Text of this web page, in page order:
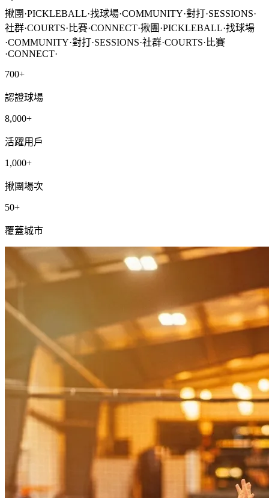
揪團 ·PICKLEBALL·找球場·COMMUNITY·對打·SESSIONS·
社群·COURTS· 比賽·CONNECT·揪團 ·PICKLEBALL·找球場
·COMMUNITY·對打·SESSIONS·社群·COURTS· 比賽
·CONNECT·
700+
認證球場
8,000+
活躍用戶
1,000+
揪團場次
50+
覆蓋城市